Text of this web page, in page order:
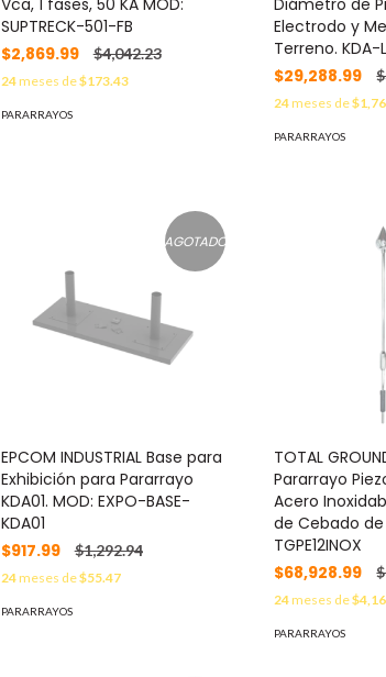
Vca, 1 fases, 50 KA MOD:
SUPTRECK-501-FB
$2,869.99
$4,042.23
24meses de$173.43
PARARRAYOS
Diámetro de
Electrodo y
Terreno. KDA-
$29,288.99
24meses de
PARARRAYOS
AGOTADO
EPCOM INDUSTRIAL Base para
Exhibición para Pararrayo
KDA01. MOD: EXPO-BASE-
KDA01
$917.99
$1,292.94
24meses de$55.47
PARARRAYOS
TOTAL
Pararrayo
Acero
de Cebado
TGPE12INOX
$68,928.99
24meses de
PARARRAYOS